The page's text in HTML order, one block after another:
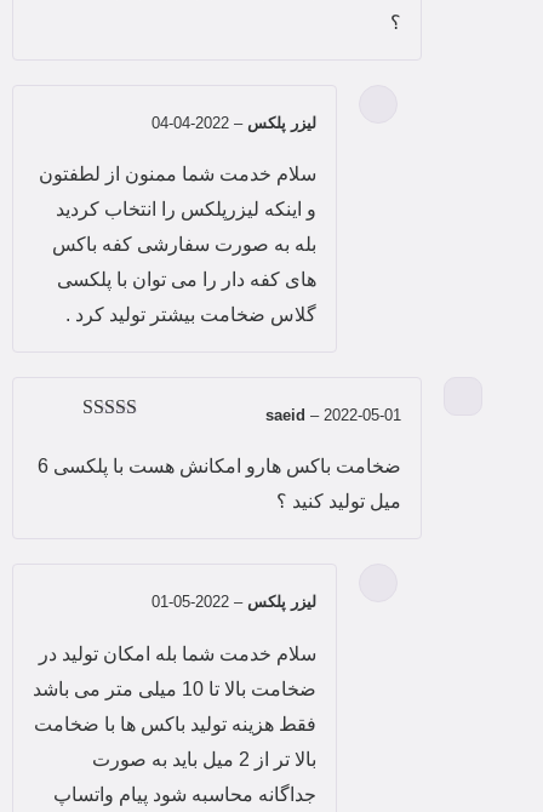
؟
لیزر پلکس–
2022-04-04
سلام خدمت شما ممنون از لطفتون
و اینکه لیزرپلکس را انتخاب کردید
بله به صورت سفارشی کفه باکس
های کفه دار را می توان با پلکسی
گلاس ضخامت بیشتر تولید کرد .
saeid – 2022-05-01
ضخامت باکس هارو امکانش هست با پلکسی 6
میل تولید کنید ؟
لیزر پلکس–
2022-05-01
سلام خدمت شما بله امکان تولید در
ضخامت بالا تا 10 میلی متر می باشد
فقط هزینه تولید باکس ها با ضخامت
بالا تر از 2 میل باید به صورت
جداگانه محاسبه شود پیام واتساپ